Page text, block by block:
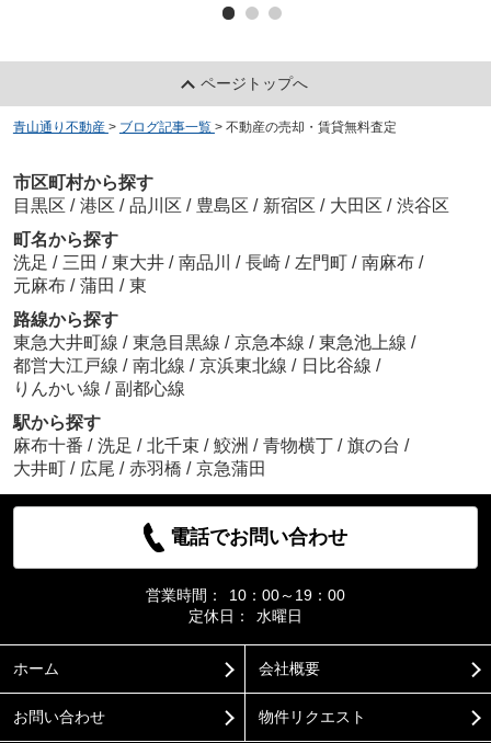
ページトップへ
青山通り不動産 > ブログ記事一覧 > 不動産の売却・賃貸無料査定
市区町村から探す
目黒区 / 港区 / 品川区 / 豊島区 / 新宿区 / 大田区 / 渋谷区
町名から探す
洗足 / 三田 / 東大井 / 南品川 / 長崎 / 左門町 / 南麻布 /
元麻布 / 蒲田 / 東
路線から探す
東急大井町線 / 東急目黒線 / 京急本線 / 東急池上線 /
都営大江戸線 / 南北線 / 京浜東北線 / 日比谷線 /
りんかい線 / 副都心線
駅から探す
麻布十番 / 洗足 / 北千束 / 鮫洲 / 青物横丁 / 旗の台 /
大井町 / 広尾 / 赤羽橋 / 京急蒲田
電話でお問い合わせ
営業時間：
10：00～19：00
定休日：
水曜日
ホーム 会社概要
お問い合わせ 物件リクエスト